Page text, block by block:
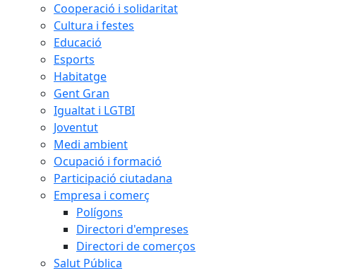
Cooperació i solidaritat
Cultura i festes
Educació
Esports
Habitatge
Gent Gran
Igualtat i LGTBI
Joventut
Medi ambient
Ocupació i formació
Participació ciutadana
Empresa i comerç
Polígons
Directori d'empreses
Directori de comerços
Salut Pública